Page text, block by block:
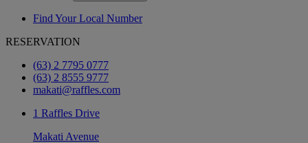
Find Your Local Number
RESERVATION
(63) 2 7795 0777
(63) 2 8555 9777
makati@raffles.com
1 Raffles Drive
Makati Avenue